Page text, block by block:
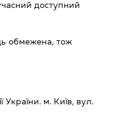
доступний
обмежена, тож
України. м. Київ, вул.